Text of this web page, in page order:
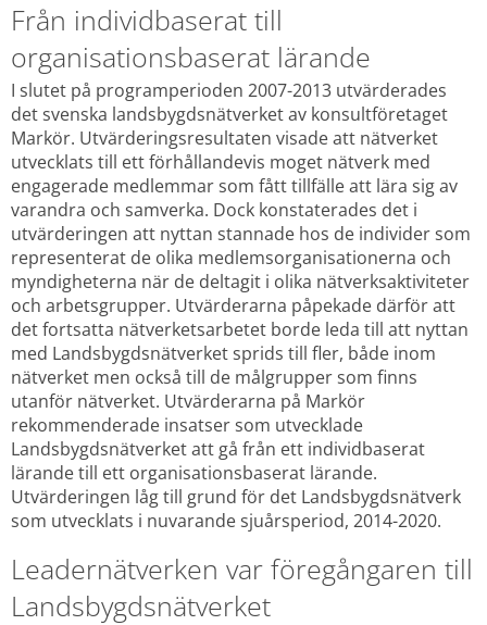
Från individbaserat till
organisationsbaserat lärande
I slutet på programperioden 2007-2013 utvärderades
det svenska landsbygdsnätverket av konsultföretaget
Markör. Utvärderingsresultaten visade att nätverket
utvecklats till ett förhållandevis moget nätverk med
engagerade medlemmar som fått tillfälle att lära sig av
varandra och samverka. Dock konstaterades det i
utvärderingen att nyttan stannade hos de individer som
representerat de olika medlemsorganisationerna och
myndigheterna när de deltagit i olika nätverksaktiviteter
och arbetsgrupper. Utvärderarna påpekade därför att
det fortsatta nätverketsarbetet borde leda till att nyttan
med Landsbygdsnätverket sprids till fler, både inom
nätverket men också till de målgrupper som finns
utanför nätverket. Utvärderarna på Markör
rekommenderade insatser som utvecklade
Landsbygdsnätverket att gå från ett individbaserat
lärande till ett organisationsbaserat lärande.
Utvärderingen låg till grund för det Landsbygdsnätverk
som utvecklats i nuvarande sjuårsperiod, 2014-2020.
Leadernätverken var föregångaren till
Landsbygdsnätverket